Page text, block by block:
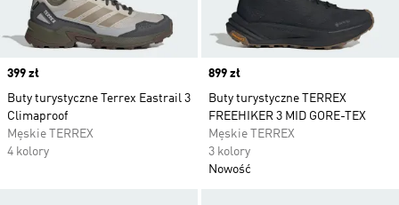
Price
399 zł
Buty turystyczne Terrex Eastrail 3
Climaproof
Męskie TERREX
4 kolory
Price
899 zł
Buty turystyczne TERREX
FREEHIKER 3 MID GORE-TEX
Męskie TERREX
3 kolory
Nowość